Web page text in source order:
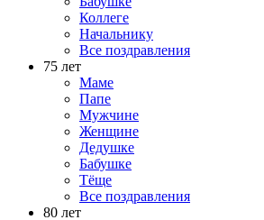
Коллеге
Начальнику
Все поздравления
75 лет
Маме
Папе
Мужчине
Женщине
Дедушке
Бабушке
Тёще
Все поздравления
80 лет